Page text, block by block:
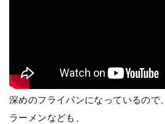
深めのフライパンになっているので、
ラーメンなども、